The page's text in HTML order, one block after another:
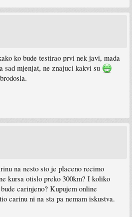
ko bude testirao prvi nek javi, mada
sad mjenjat, ne znajuci kakvi su
na nesto sto je placeno recimo
kursa otislo preko 300km? I koliko
carinjeno? Kupujem online
carinu ni na sta pa nemam iskustva.